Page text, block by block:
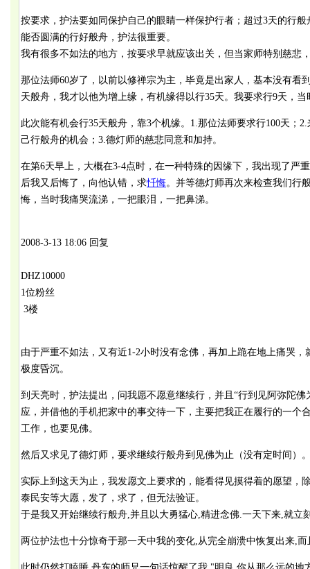
按要求，护法要如同保护自己的眼睛一样保护行者；超过3天的行
能否圆满的行好般舟，护法很重要。
我有很多不如法的地方，按要求早就应该出关，但当家师特别慈悲
那位法师60岁了，以前以修禅宗为主，毕竟是出家人，基本没有看
天般舟，我才以他为增上缘，有机缘得以行35天。我要求行9天，
此次能有机会行35天般舟，靠3个机缘。1.那位法师要求行100天；
己行般舟的机会；3.德灯师的慈悲同意和加持。
在第6天早上，大概在3-4点时，在一种特殊的因缘下，我出现了严
后我又后悔了，向他认错，求忏悔。并等德灯师再次来检查我们行
悔，当时我痛哭流涕，一把眼泪，一把鼻涕。
2008-3-13 18:06 回复
DHZ10000
1位粉丝
3楼
由于严重不如法，又有近1-2小时没有念佛，再加上跪在地上痛哭
极度昏沉。
到天亮时，护法提出，问我愿不愿意继续行，并且“行到见阿弥陀
应，并借他的手机把家中的事交待一下，主要把我正在履行的一个
工作，也要见佛。
然后又求见了德灯师，要求继续行般舟到见佛为止（没有定时间）
实际上到这天为止，我发愿文上要求的，能看得见摸得着的愿望，
泰民安等大愿，发了，求了，但无法验证。
于是我又开始继续行般舟,并且以大勇猛心,精进念佛.一天下来,就立
两位护法也十分惊奇于那一天中我的变化,从完全崩溃中恢复出来,